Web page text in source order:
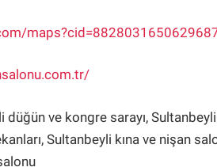
ve kongre sarayı,
Sultanbeyli kına ve nişan